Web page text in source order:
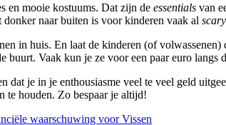
en mooie kostuums. Dat zijn de essentials van
naar buiten is voor kinderen vaak al scary
in huis. En laat de kinderen (of
buurt. Vaak kun je ze voor een paar euro langs
dat je in je enthousiasme veel te veel geld
te houden. Zo bespaar je altijd!
waarschuwing voor Vissen